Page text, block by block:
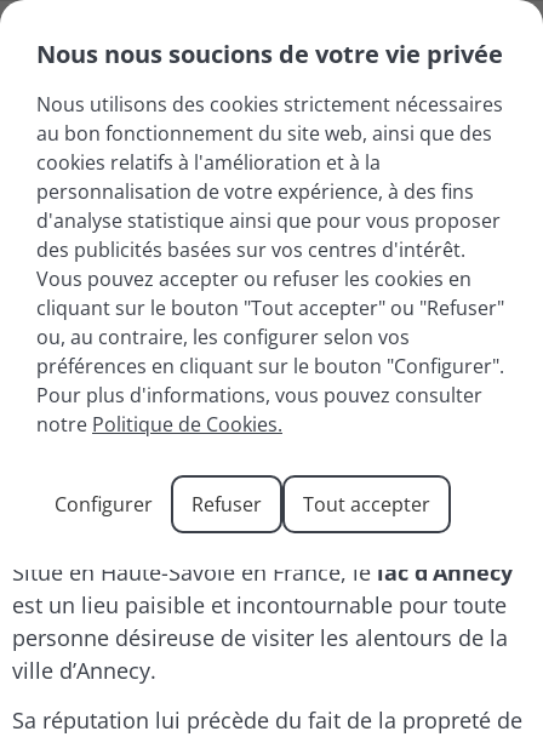
Que faire au Lac
d’Annecy ?
Situé en Haute-Savoie en France, le lac d’Annecy
est un lieu paisible et incontournable pour toute
personne désireuse de visiter les alentours de la
ville d’Annecy.
Sa réputation lui précède du fait de la propreté de
Nous nous soucions de votre vie privée
Nous utilisons des cookies strictement nécessaires
au bon fonctionnement du site web, ainsi que des
cookies relatifs à l'amélioration et à la
personnalisation de votre expérience, à des fins
d'analyse statistique ainsi que pour vous proposer
des publicités basées sur vos centres d'intérêt.
Vous pouvez accepter ou refuser les cookies en
cliquant sur le bouton "Tout accepter" ou "Refuser"
ou, au contraire, les configurer selon vos
préférences en cliquant sur le bouton "Configurer".
Pour plus d'informations, vous pouvez consulter
notre Politique de Cookies.
Configurer Refuser Tout accepter